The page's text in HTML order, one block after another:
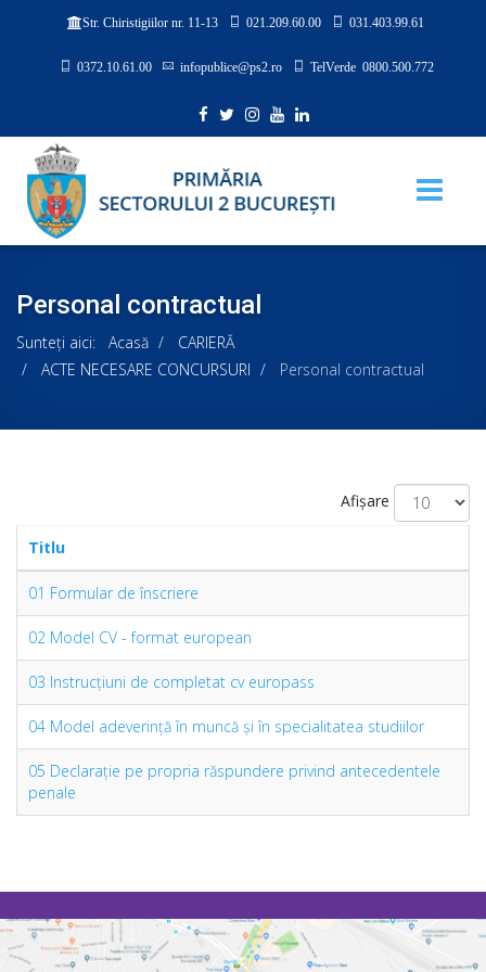
Str. Chiristigiilor nr. 11-13 021.209.60.00 031.403.99.61
0372.10.61.00 infopublice@ps2.ro TelVerde 0800.500.772
Personal contractual
Sunteți aici: Acasă
CARIERĂ
ACTE NECESARE CONCURSURI
Personal contractual
Afișare
Titlu
01 Formular de înscriere
02 Model CV - format european
03 Instrucţiuni de completat cv europass
04 Model adeverinţă în muncă şi în specialitatea studiilor
05 Declaraţie pe propria răspundere privind antecedentele
penale